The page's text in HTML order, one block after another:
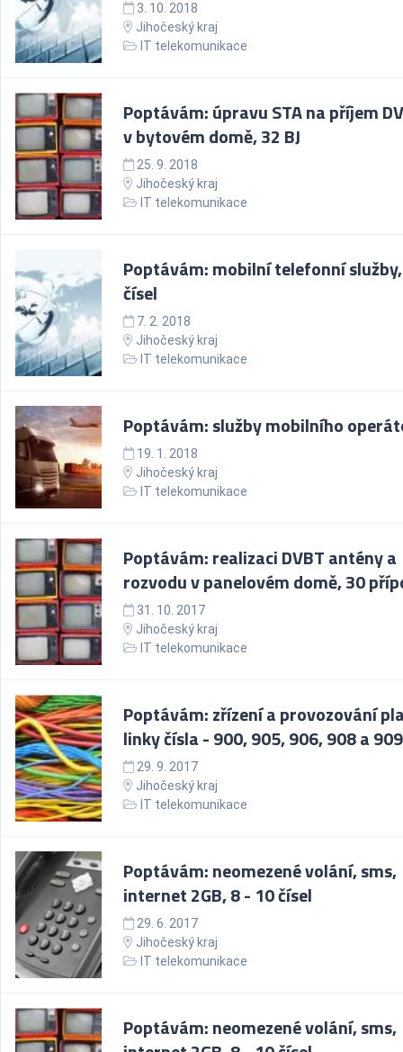
3. 10. 2018
Jihočeský kraj
IT telekomunikace
Poptávám: úpravu STA na příjem
v bytovém domě, 32 BJ
25. 9. 2018
Jihočeský kraj
IT telekomunikace
Poptávám: mobilní telefonní
čísel
7. 2. 2018
Jihočeský kraj
IT telekomunikace
Poptávám: služby mobilního
19. 1. 2018
Jihočeský kraj
IT telekomunikace
Poptávám: realizaci DVBT antény a
rozvodu v panelovém domě, 30
31. 10. 2017
Jihočeský kraj
IT telekomunikace
Poptávám: zřízení a provozování
linky čísla - 900, 905, 906, 908 a 909
29. 9. 2017
Jihočeský kraj
IT telekomunikace
Poptávám: neomezené volání, sms,
internet 2GB, 8 - 10 čísel
29. 6. 2017
Jihočeský kraj
IT telekomunikace
Poptávám: neomezené volání, sms,